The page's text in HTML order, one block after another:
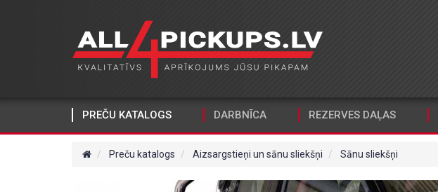
PREČU KATALOGS DARBNĪCA REZERVES DAĻAS
Preču katalogs Aizsargstieņi un sānu sliekšņi Sānu sliekšņi